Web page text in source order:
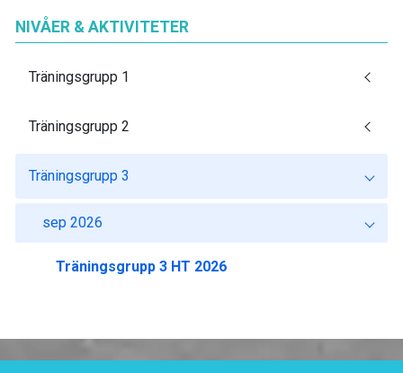
NIVÅER & AKTIVITETER
Träningsgrupp 1
Träningsgrupp 2
Träningsgrupp 3
sep 2026
Träningsgrupp 3 HT 2026